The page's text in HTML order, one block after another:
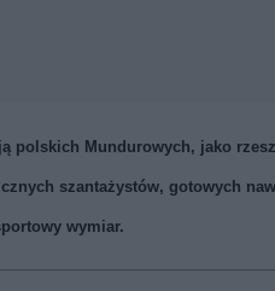
polskich Mundurowych, jako
szantażystów, gotowych
wymiar.